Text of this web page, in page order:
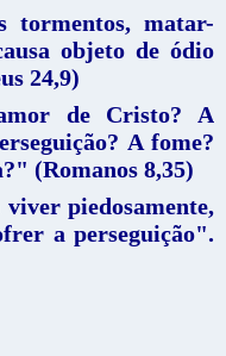
tormentos, matar-
objeto de ódio
24,9)
de Cristo? A
A fome?
(Romanos 8,35)
piedosamente,
a perseguição".